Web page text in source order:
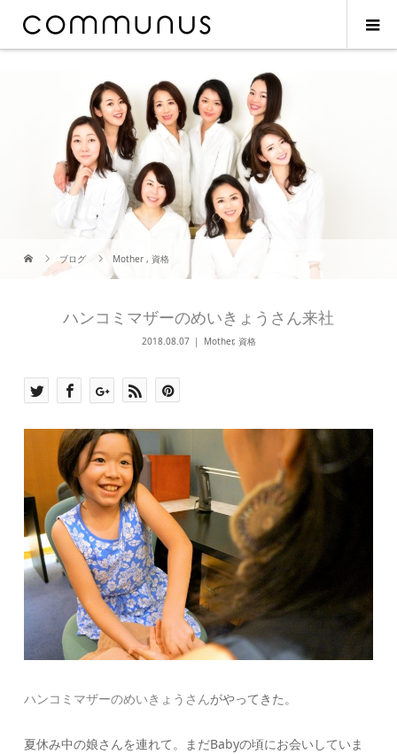
ブログ Mother , 資格
ハンコミマザーのめいきょうさん来社
2018.08.07 Mother, 資格
ハンコミマザーのめいきょうさんがやってきた。
夏休み中の娘さんを連れて。まだBabyの頃にお会いしていま